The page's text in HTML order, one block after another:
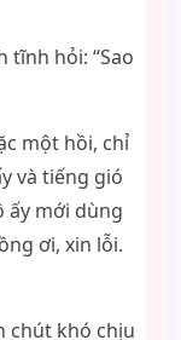
tĩnh hỏi: “Sao
một hồi, chỉ
và tiếng gió
ấy mới dùng
ơi, xin lỗi.
chút khó chịu